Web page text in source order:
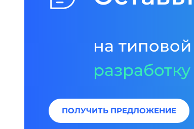
на
разработку
ПОЛУЧИТЬ ПРЕДЛОЖЕНИЕ